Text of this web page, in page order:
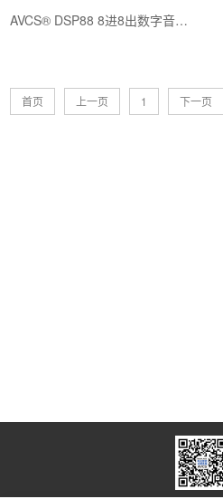
AVCS® DSP88 8进8出数字音频处理器 该数字音频处理器采用先进的DSP音频处理技术，内置自动混音台与反馈消除模块，以及中···
首页 上一页 1 下一页